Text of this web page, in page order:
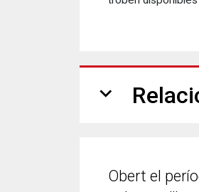
expand_more
Obert el